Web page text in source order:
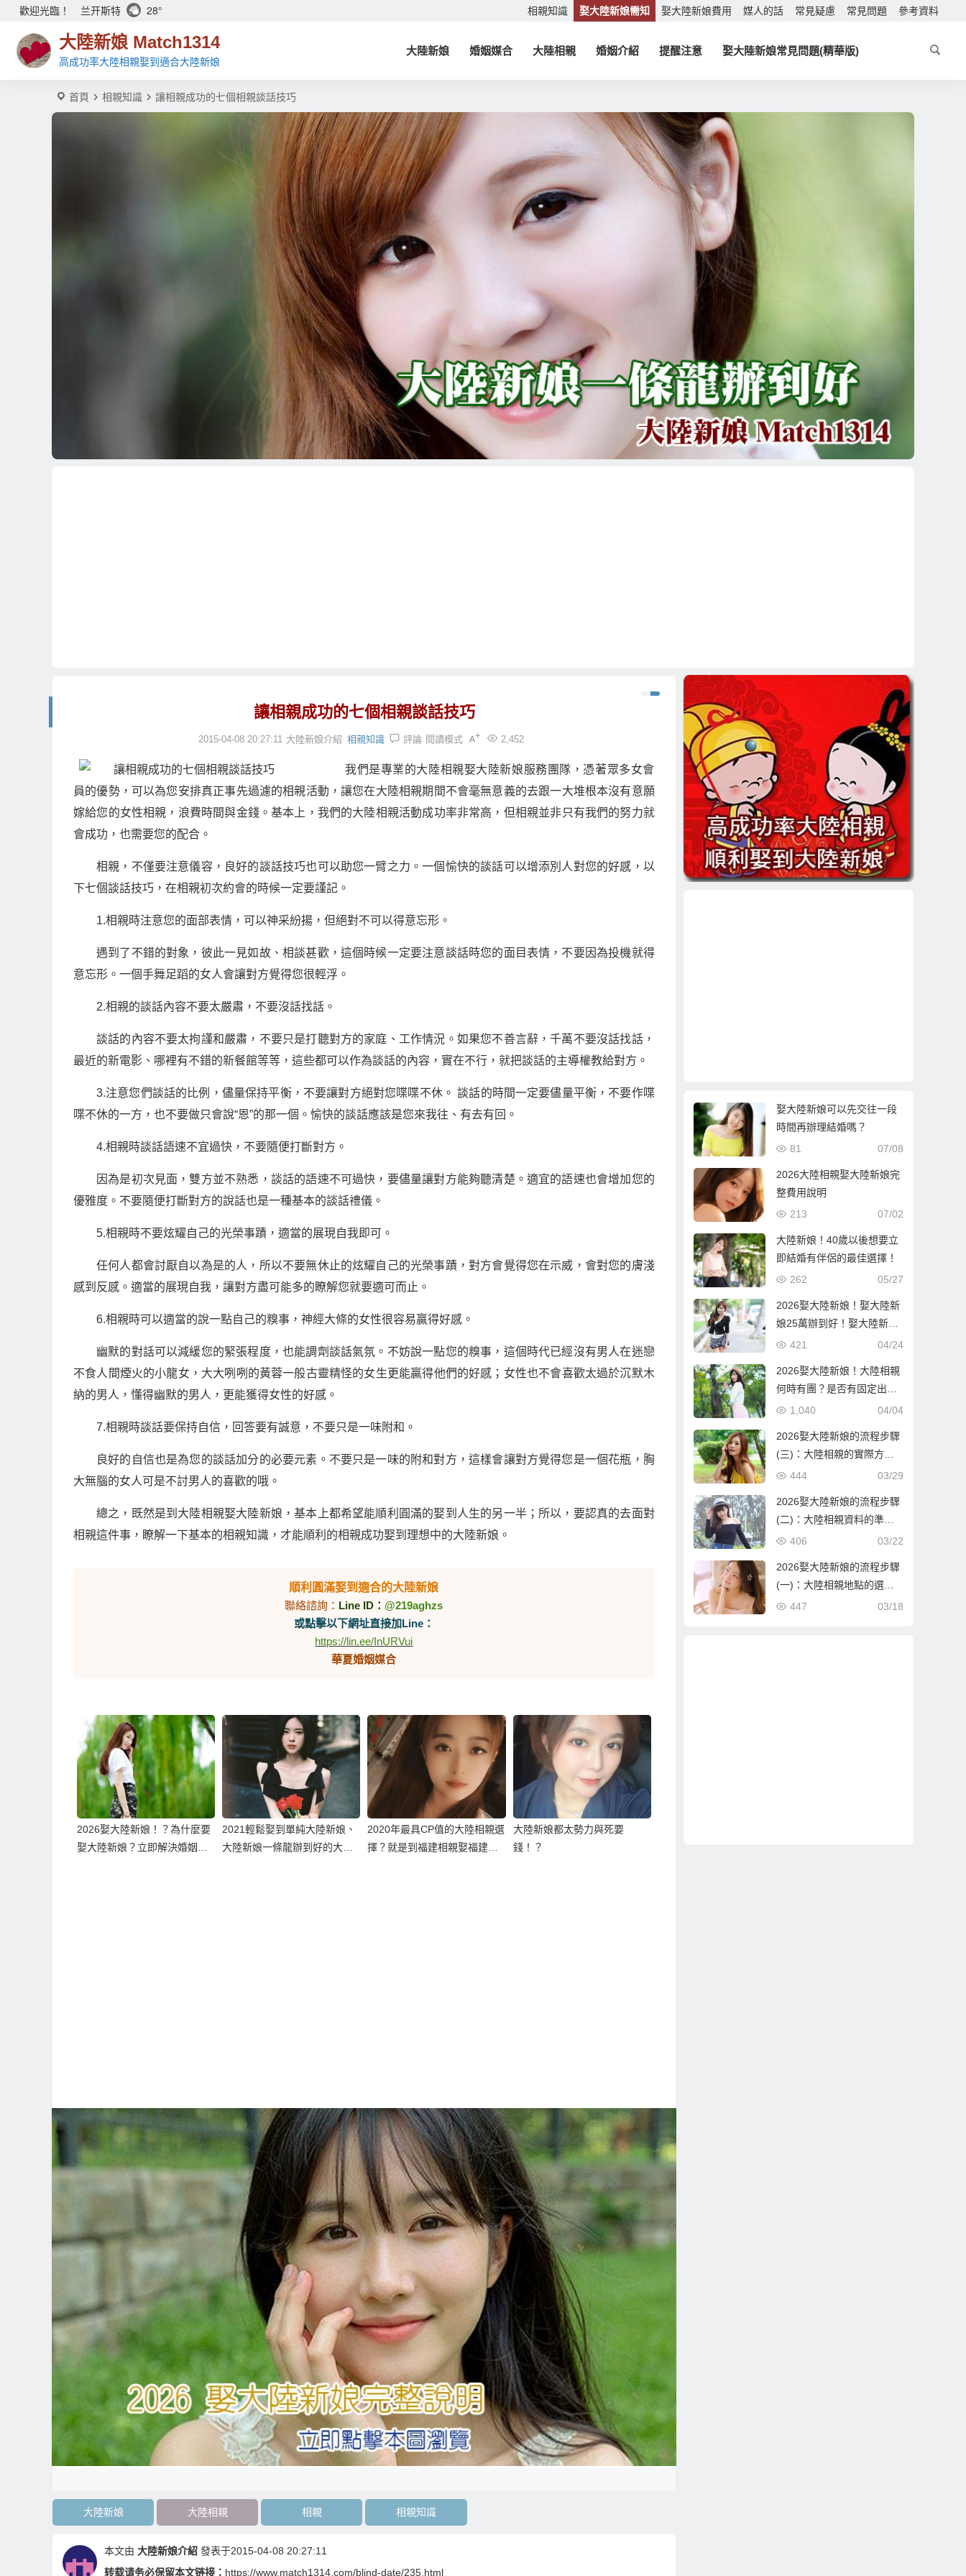
歡迎光臨！ 兰开斯特 28° 相親知識 娶大陸新娘需知 娶大陸新娘費用 媒人的話 常見疑慮 常見問題 參考資料
大陸新娘 Match1314
高成功率大陸相親娶到適合大陸新娘
大陸新娘 婚姻媒合 大陸相親 婚姻介紹 提醒注意 娶大陸新娘常見問題(精華版)
首頁 相親知識 讓相親成功的七個相親談話技巧
讓相親成功的七個相親談話技巧
2015-04-08 20:27:11 大陸新娘介紹 相親知識 評論 2,452
閱讀模式
我們是專業的大陸相親娶大陸新娘服務團隊，憑著眾多女會
員的優勢，可以為您安排真正事先過濾的相親活動，讓您在大陸相親期間不會毫無意義的去跟一大堆根本沒有意願
嫁給您的女性相親，浪費時間與金錢。基本上，我們的大陸相親活動成功率非常高，但相親並非只有我們的努力就
會成功，也需要您的配合。
相親，不僅要注意儀容，良好的談話技巧也可以助您一臂之力。一個愉快的談話可以增添別人對您的好感，以
下七個談話技巧，在相親初次約會的時候一定要謹記。
1.相親時注意您的面部表情，可以神采紛揚，但絕對不可以得意忘形。
遇到了不錯的對象，彼此一見如故、相談甚歡，這個時候一定要注意談話時您的面目表情，不要因為投機就得
意忘形。一個手舞足蹈的女人會讓對方覺得您很輕浮。
2.相親的談話內容不要太嚴肅，不要沒話找話。
談話的內容不要太拘謹和嚴肅，不要只是打聽對方的家庭、工作情況。如果您不善言辭，千萬不要沒話找話，
最近的新電影、哪裡有不錯的新餐館等等，這些都可以作為談話的內容，實在不行，就把談話的主導權教給對方。
3.注意您們談話的比例，儘量保持平衡，不要讓對方絕對您喋喋不休。 談話的時間一定要儘量平衡，不要作喋
喋不休的一方，也不要做只會說“恩”的那一個。愉快的談話應該是您來我往、有去有回。
4.相親時談話語速不宜過快，不要隨便打斷對方。
因為是初次見面，雙方並不熟悉，談話的語速不可過快，要儘量讓對方能夠聽清楚。適宜的語速也會增加您的
優雅度。不要隨便打斷對方的說話也是一種基本的談話禮儀。
5.相親時不要炫耀自己的光榮事蹟，適當的展現自我即可。
任何人都會討厭自以為是的人，所以不要無休止的炫耀自己的光榮事蹟，對方會覺得您在示威，會對您的膚淺
感到反感。適當的展現自我，讓對方盡可能多的瞭解您就要適可而止。
6.相親時可以適當的說一點自己的糗事，神經大條的女性很容易贏得好感。
幽默的對話可以減緩您的緊張程度，也能調劑談話氣氛。不妨說一點您的糗事，這個時代已經沒有男人在迷戀
不食人間煙火的小龍女，大大咧咧的黃蓉一般古靈精怪的女生更能贏得他們的好感；女性也不會喜歡太過於沉默木
納的男人，懂得幽默的男人，更能獲得女性的好感。
7.相親時談話要保持自信，回答要有誠意，不要只是一味附和。
良好的自信也是為您的談話加分的必要元素。不要只是一味的附和對方，這樣會讓對方覺得您是一個花瓶，胸
大無腦的女人可是不討男人的喜歡的哦。
總之，既然是到大陸相親娶大陸新娘，基本上都希望能順利圓滿的娶到人生的另一半；所以，要認真的去面對
相親這件事，瞭解一下基本的相親知識，才能順利的相親成功娶到理想中的大陸新娘。
順利圓滿娶到適合的大陸新娘
聯絡諮詢： Line ID：@219aghzs
或點擊以下網址直接加Line：
https://lin.ee/InURVui
華夏婚姻媒合
2026娶大陸新娘！？為什麼要
娶大陸新娘？立即解決婚姻困
2021輕鬆娶到單純大陸新娘、
大陸新娘一條龍辦到好的大陸
2020年最具CP值的大陸相親選
擇？就是到福建相親娶福建新
大陸新娘都太勢力與死要
錢！？
大陸新娘 大陸相親 相親 相親知識
本文由 大陸新娘介紹 發表于2015-04-08 20:27:11
转载请务必保留本文链接： https://www.match1314.com/blind-date/235.html
娶大陸新娘可以先交往一段
時間再辦理結婚嗎？
07/08
81
2026大陸相親娶大陸新娘完
整費用說明
07/02
213
大陸新娘！40歲以後想要立
即結婚有伴侶的最佳選擇！
05/27
262
2026娶大陸新娘！娶大陸新
娘25萬辦到好！娶大陸新娘
隨便也要60萬！到底差在哪
04/24
421
2026娶大陸新娘！大陸相親
何時有團？是否有固定出團
日期？
04/04
1,040
2026娶大陸新娘的流程步驟
(三)：大陸相親的實際方式
與流程！
03/29
444
2026娶大陸新娘的流程步驟
(二)：大陸相親資料的準備
與報名確認！
03/22
406
2026娶大陸新娘的流程步驟
(一)：大陸相親地點的選
擇！
03/18
447